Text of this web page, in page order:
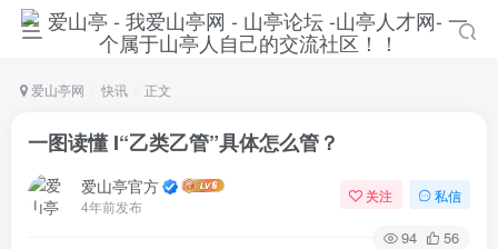
爱山亭网 快讯 正文
一图读懂 I“乙类乙管”具体怎么管？
爱山亭官方
4年前发布
关注 私信
94 56